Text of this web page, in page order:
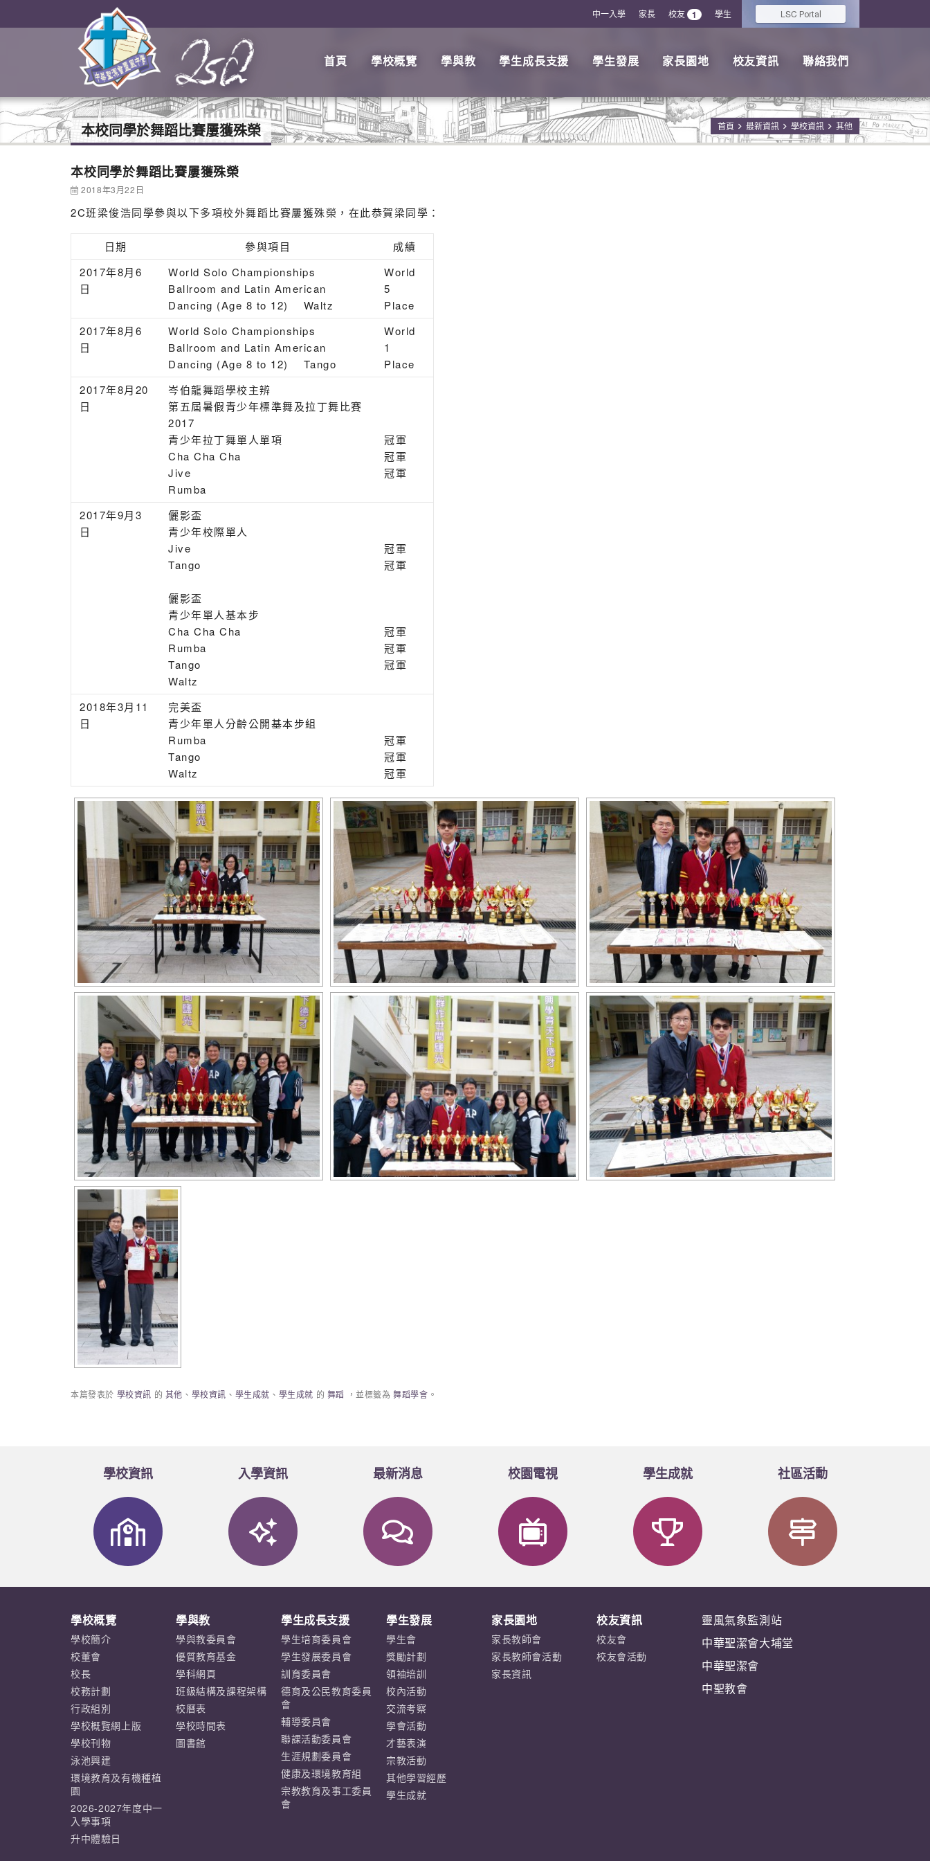
中一入學 家長 校友 1 學生 LSC Portal
首頁 學校概覽 學與教 學生成長支援 學生發展 家長園地 校友資訊 聯絡我們
首頁 最新資訊 學校資訊 其他
本校同學於舞蹈比賽屢獲殊榮
本校同學於舞蹈比賽屢獲殊榮
2018年3月22日
2C班梁俊浩同學參與以下多項校外舞蹈比賽屢獲殊榮，在此恭賀梁同學：
日期 參與項目
成績
2017年8月6
日
World Solo Championships
Ballroom and Latin American
Dancing (Age 8 to 12) Waltz
World
5
Place
2017年8月6
日
World Solo Championships
Ballroom and Latin American
Dancing (Age 8 to 12) Tango
World
1
Place
2017年8月20
日
岑伯龍舞蹈學校主辨
第五屆暑假青少年標準舞及拉丁舞比賽
2017
青少年拉丁舞單人單項
Cha Cha Cha
Jive
Rumba
冠軍
冠軍
冠軍
2017年9月3
日
儷影盃
青少年校際單人
Jive
Tango
儷影盃
青少年單人基本步
Cha Cha Cha
Rumba
Tango
Waltz
冠軍
冠軍
冠軍
冠軍
冠軍
2018年3月11
日
完美盃
青少年單人分齡公開基本步組
Rumba
Tango
Waltz
冠軍
冠軍
冠軍
本篇發表於 學校資訊 的 其他 、 學校資訊 、 學生成就 、 學生成就 的 舞蹈 ，並標籤為舞蹈學會 。
學校資訊 入學資訊 最新消息 校園電視 學生成就 社區活動
學校概覽
學校簡介
校董會
校長
校務計劃
行政組別
學校概覽網上版
學校刊物
泳池興建
環境教育及有機種植
園
2026-2027年度中一
入學事項
升中體驗日
學與教
學與教委員會
優質教育基金
學科網頁
班級結構及課程架構
校曆表
學校時間表
圖書館
學生成長支援
學生培育委員會
學生發展委員會
訓育委員會
德育及公民教育委員
會
輔導委員會
聯課活動委員會
生涯規劃委員會
健康及環境教育組
宗教教育及事工委員
會
學生發展
學生會
獎勵計劃
領袖培訓
校內活動
交流考察
學會活動
才藝表演
宗教活動
其他學習經歷
學生成就
家長園地
家長教師會
家長教師會活動
家長資訊
校友資訊
校友會
校友會活動
靈風氣象監測站
中華聖潔會大埔堂
中華聖潔會
中聖教會